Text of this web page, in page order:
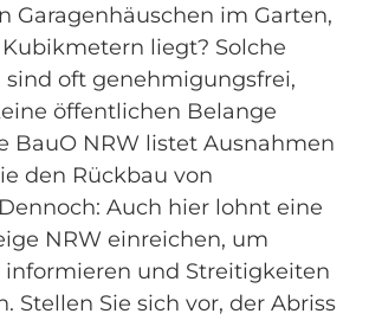
Garagenhäuschen im Garten,
liegt? Solche
sind oft genehmigungsfrei,
öffentlichen Belange
BauO NRW listet Ausnahmen
den Rückbau von
Auch hier lohnt eine
NRW einreichen, um
informieren und Streitigkeiten
Stellen Sie sich vor, der Abriss